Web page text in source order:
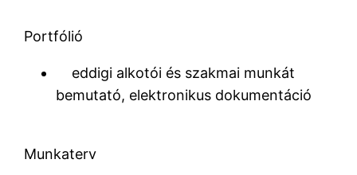
Portfólió
eddigi alkotói és szakmai munkát
bemutató, elektronikus dokumentáció
Munkaterv